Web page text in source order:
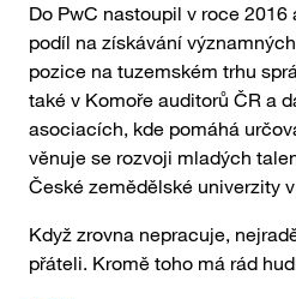
Do PwC nastoupil v roce
podíl na získávání
pozice na tuzemském trhu
také v Komoře auditorů ČR a
asociacích, kde pomáhá
věnuje se rozvoji mladých
České zemědělské univerzity
Když zrovna nepracuje,
přáteli. Kromě toho má rád